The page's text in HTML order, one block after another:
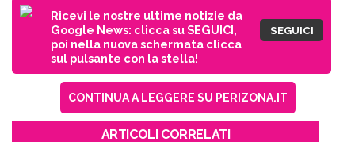
Ricevi le nostre ultime notizie da
Google News: clicca su SEGUICI,
poi nella nuova schermata clicca
sul pulsante con la stella!
SEGUICI
CONTINUA A LEGGERE SU PERIZONA.IT
ARTICOLI CORRELATI